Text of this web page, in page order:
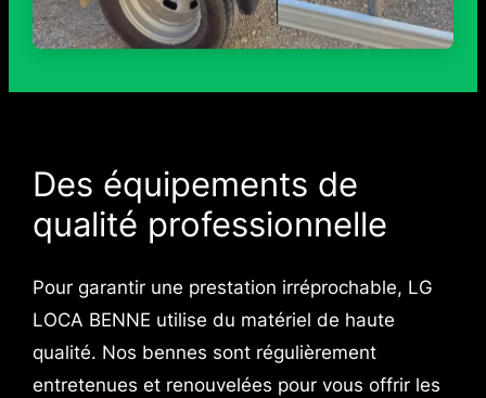
Des équipements de
qualité professionnelle
Pour garantir une prestation irréprochable, LG
LOCA BENNE utilise du matériel de haute
qualité. Nos bennes sont régulièrement
entretenues et renouvelées pour vous offrir les